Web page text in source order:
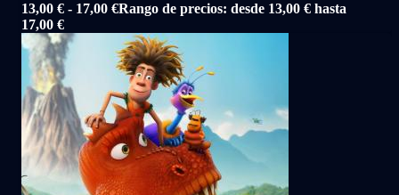
13,00 € - 17,00 €Rango de precios: desde 13,00 € hasta
17,00 €